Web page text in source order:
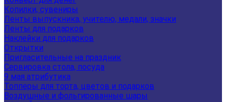
Копилки, сувениры
Ленты выпускника, учителю, медали, значки
Ленты для подарков
Наклейки для подарков
Открытки
Пригласительные на праздник
Сервировка стола, посуда
9 мая атрибутика
Топперы для торта, цветов и подарков
Воздушные и фольгированные шары